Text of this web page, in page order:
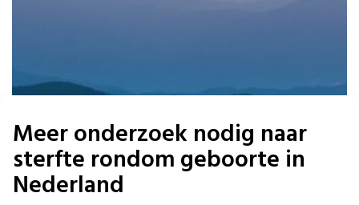
Meer onderzoek nodig naar
sterfte rondom geboorte in
Nederland